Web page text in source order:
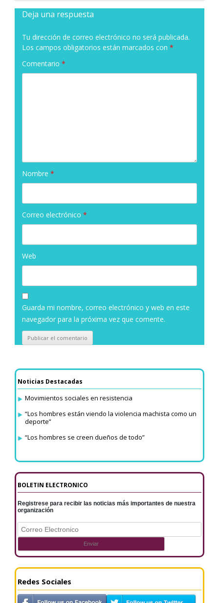
Deja una respuesta
Tu dirección de correo electrónico no será publicada.
Los campos obligatorios están marcados con *
Comentario *
Nombre *
Correo electrónico *
Web
Guarda mi nombre, correo electrónico y web en este
navegador para la próxima vez que comente.
Noticias Destacadas
Movimientos sociales en resistencia
“Los hombres están viendo la violencia machista como un
deporte”
“Los hombres se creen dueños de todo”
BOLETIN ELECTRONICO
Registrese para recibir las noticias más importantes de nuestra
organización
Redes Sociales